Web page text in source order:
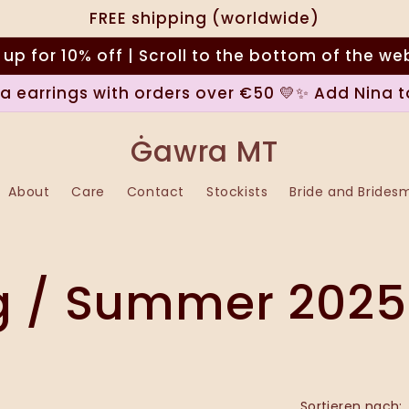
FREE shipping (worldwide)
up for 10% off | Scroll to the bottom of the
earrings with orders over €50 💛✨ Add Nina
Ġawra MT
About Care Contact Stockists Bride and
/ Summer 2025